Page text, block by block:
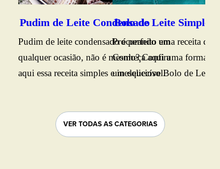
Pudim de Leite Condensado
Pudim de leite condensado é perfeito em
qualquer ocasião, não é mesmo? Confira
aqui essa receita simples e inesquecível.
Bolo de Leite Simples
Procurando uma receita de
Conheça aqui uma forma
um delicioso Bolo de Leite.
VER TODAS AS CATEGORIAS